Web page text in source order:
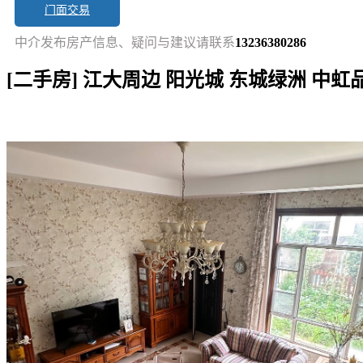
中介发布房产信息、疑问与建议请联系13236380286
门面交易
[二手房] 江大周边 阳光城 东城绿洲 中
短讯